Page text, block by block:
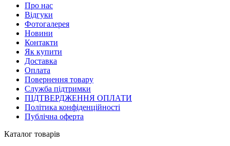
Про нас
Відгуки
Фотогалерея
Новини
Контакти
Як купити
Доставка
Оплата
Повернення товару
Служба підтримки
ПІДТВЕРДЖЕННЯ ОПЛАТИ
Політика конфіденційності
Публічна оферта
Каталог товарів